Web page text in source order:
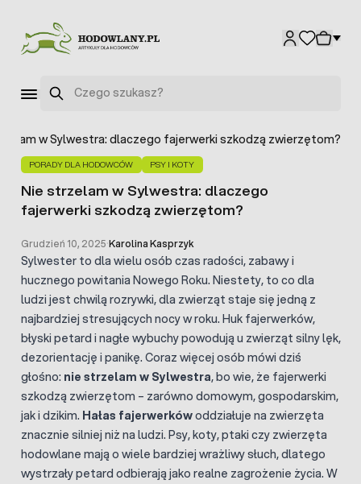
Szukaj
w Sylwestra: dlaczego fajerwerki szkodzą zwierzętom?
PORADY DLA HODOWCÓW PSY I KOTY
Nie strzelam w Sylwestra: dlaczego
fajerwerki szkodzą zwierzętom?
Grudzień 10, 2025·Karolina Kasprzyk
Sylwester to dla wielu osób czas radości, zabawy i
hucznego powitania Nowego Roku. Niestety, to co dla
ludzi jest chwilą rozrywki, dla zwierząt staje się jedną z
najbardziej stresujących nocy w roku. Huk fajerwerków,
błyski petard i nagłe wybuchy powodują u zwierząt silny lęk,
dezorientację i panikę. Coraz więcej osób mówi dziś
głośno: nie strzelam w Sylwestra, bo wie, że fajerwerki
szkodzą zwierzętom – zarówno domowym, gospodarskim,
jak i dzikim. Hałas fajerwerkówoddziałuje na zwierzęta
znacznie silniej niż na ludzi. Psy, koty, ptaki czy zwierzęta
hodowlane mają o wiele bardziej wrażliwy słuch, dlatego
wystrzały petard odbierają jako realne zagrożenie życia. W